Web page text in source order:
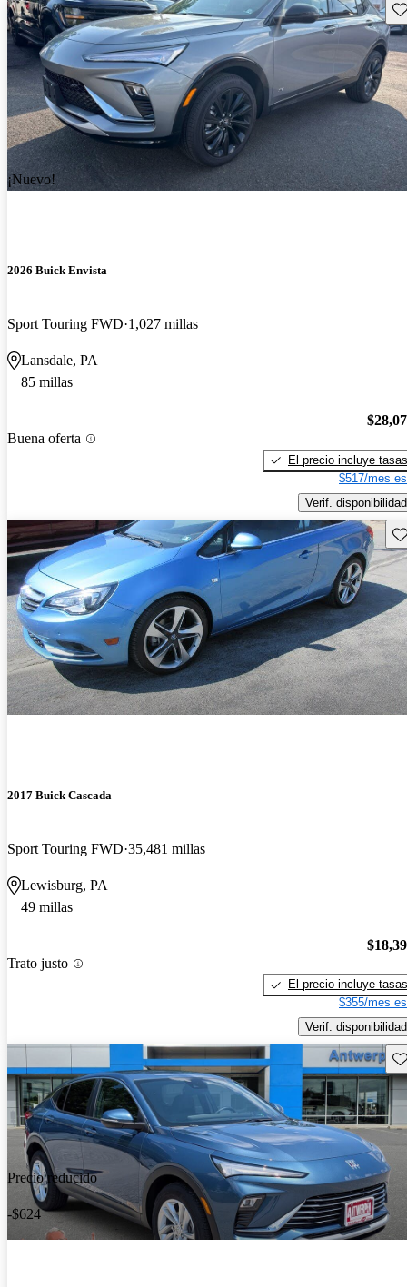
¡Nuevo!
2026 Buick Envista
Sport Touring FWD 1,027 millas
Lansdale, PA
85 millas
Buena oferta
El precio incluye tasas
$517/mes
Verif. disponibilidad
2017 Buick Cascada
Sport Touring FWD 35,481 millas
Lewisburg, PA
49 millas
Trato justo
El precio incluye tasas
$355/mes
Verif. disponibilidad
Precio reducido
-$624